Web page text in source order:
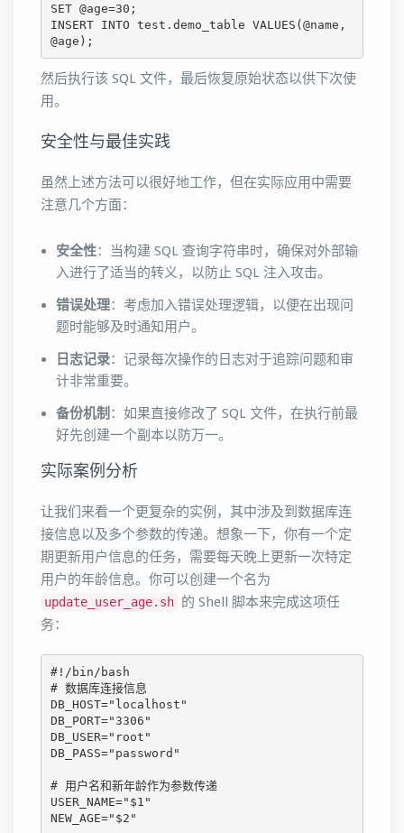
SET @age=30;
INSERT INTO test.demo_table VALUES(@name,
@age);
然后执行该 SQL 文件，最后恢复原始状态以供下次使
用。
安全性与最佳实践
虽然上述方法可以很好地工作，但在实际应用中需要
注意几个方面：
安全性：当构建 SQL 查询字符串时，确保对外部输
入进行了适当的转义，以防止 SQL 注入攻击。
错误处理：考虑加入错误处理逻辑，以便在出现问
题时能够及时通知用户。
日志记录：记录每次操作的日志对于追踪问题和审
计非常重要。
备份机制 ：如果直接修改了 SQL 文件，在执行前最
好先创建一个副本以防万一。
实际案例分析
让我们来看一个更复杂的实例，其中涉及到数据库连
接信息以及多个参数的传递。想象一下，你有一个定
期更新用户信息的任务，需要每天晚上更新一次特定
用户的年龄信息。你可以创建一个名为
update_user_age.sh 的 Shell 脚本来完成这项任
务：
#!/bin/bash
# 数据库连接信息
DB_HOST="localhost"
DB_PORT="3306"
DB_USER="root"
DB_PASS="password"
# 用户名和新年龄作为参数传递
USER_NAME="$1"
NEW_AGE="$2"